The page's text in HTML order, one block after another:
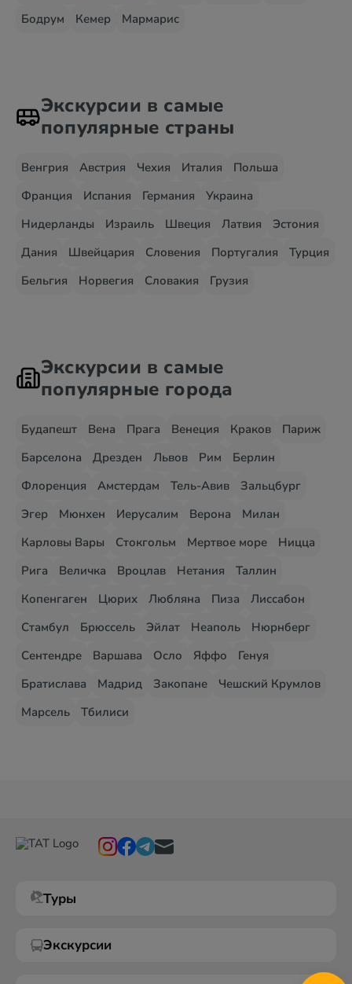
Бодрум
Кемер Мармарис
Экскурсии в самые
популярные страны
Венгрия Австрия Чехия Италия
Польша
Франция
Испания Германия
Украина
Нидерланды
Израиль Швеция Латвия
Эстония
Дания
Швейцария Словения Португалия
Турция
Бельгия
Норвегия Словакия Грузия
Экскурсии в самые
популярные города
Будапешт Вена Прага Венеция Краков
Париж
Барселона
Дрезден Львов Рим
Берлин
Флоренция
Амстердам Тель-Авив
Зальцбург
Эгер
Мюнхен Иерусалим Верона
Милан
Карловы Вары
Стокгольм Мертвое море
Ницца
Рига
Величка Вроцлав Нетания
Таллин
Копенгаген
Цюрих Любляна Пиза
Лиссабон
Стамбул
Брюссель Эйлат Неаполь
Нюрнберг
Сентендре
Варшава Осло Яффо
Генуя
Братислава
Мадрид Закопане
Чешский Крумлов
Марсель
Тбилиси
Туры
Экскурсии